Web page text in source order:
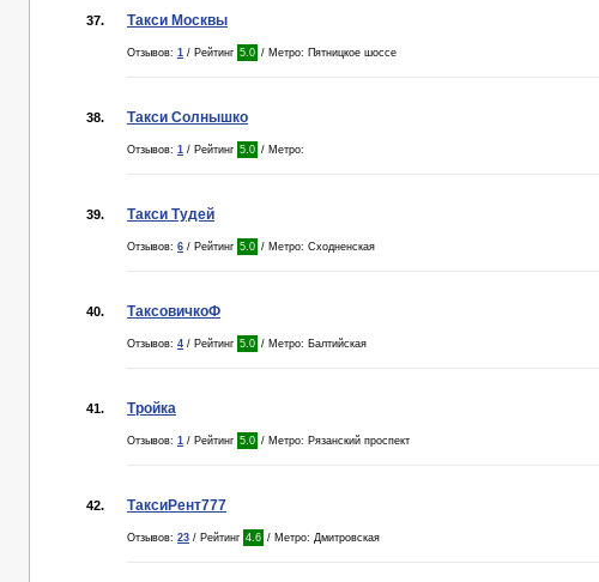
37. Такси Москвы
Отзывов: 1 / Рейтинг 5.0 / Метро: Пятницкое шоссе
38. Такси Солнышко
Отзывов: 1 / Рейтинг 5.0 / Метро:
39. Такси Тудей
Отзывов: 6 / Рейтинг 5.0 / Метро: Сходненская
40. ТаксовичкоФ
Отзывов: 4 / Рейтинг 5.0 / Метро: Балтийская
41. Тройка
Отзывов: 1 / Рейтинг 5.0 / Метро: Рязанский проспект
42. ТаксиРент777
Отзывов: 23 / Рейтинг 4.6 / Метро: Дмитровская